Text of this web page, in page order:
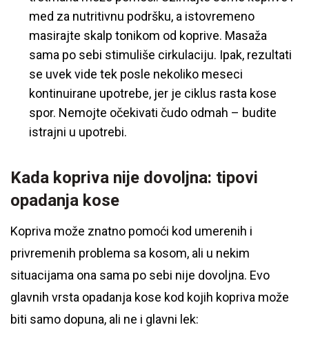
med za nutritivnu podršku, a istovremeno
masirajte skalp tonikom od koprive. Masaža
sama po sebi stimuliše cirkulaciju. Ipak, rezultati
se uvek vide tek posle nekoliko meseci
kontinuirane upotrebe, jer je ciklus rasta kose
spor. Nemojte očekivati čudo odmah – budite
istrajni u upotrebi.
Kada kopriva nije dovoljna: tipovi
opadanja kose
Kopriva može znatno pomoći kod umerenih i
privremenih problema sa kosom, ali u nekim
situacijama ona sama po sebi nije dovoljna. Evo
glavnih vrsta opadanja kose kod kojih kopriva može
biti samo dopuna, ali ne i glavni lek: